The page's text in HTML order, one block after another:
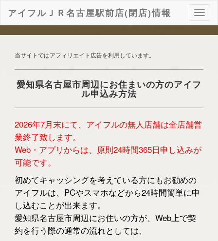
ナ
ビ
ゲ
ン
アイフルＪＲ名古屋駅前店(閉店)情報
当サイトではアフィリエイト広告を利用しています。
愛知県名古屋市周辺にお住まいの方のアイフ
ル申込み方法
2026年7月末にて、アイフルの無人店舗は全店舗営
業終了致します。
Web・アプリからは、原則24時間365日申し込みが
可能です。
初めてキャッシングを考えている方にもお勧めの
アイフルは、PCやスマホなどから24時間簡単に申
し込むことが出来ます。
愛知県名古屋市周辺にお住いの方が、Web上で契
約を行う際の通常の流れとしては、